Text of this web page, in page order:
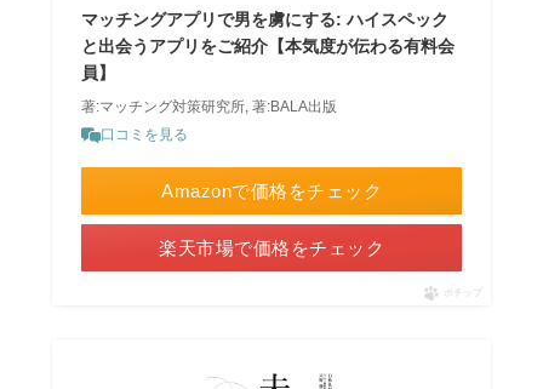
マッチングアプリで男を虜にする: ハイスペック
と出会うアプリをご紹介【本気度が伝わる有料会
員】
著:マッチング対策研究所, 著:BALA出版
口コミを見る
Amazonで価格をチェック
楽天市場で価格をチェック
ポチップ